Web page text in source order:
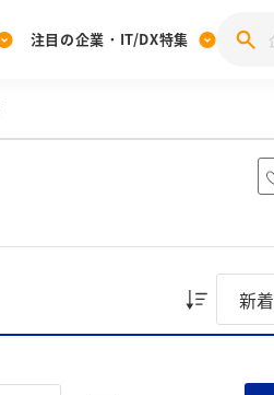
[27卒] 本選考体験記投稿キャンペーン
注目の企業・IT/DX特集